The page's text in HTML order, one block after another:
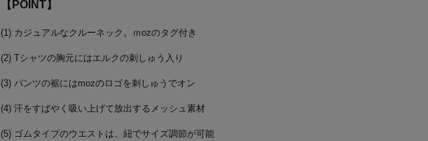
【 POINT】
(1) カジュアルなクルーネック。ｍozのタグ付き
(2) Tシャツの胸元にはエルクの刺しゅう入り
(3) パンツの裾にはmozのロゴを刺しゅうでオン
(4) 汗をすばやく吸い上げて放出するメッシュ素材
(5) ゴムタイプのウエストは、紐でサイズ調節が可能